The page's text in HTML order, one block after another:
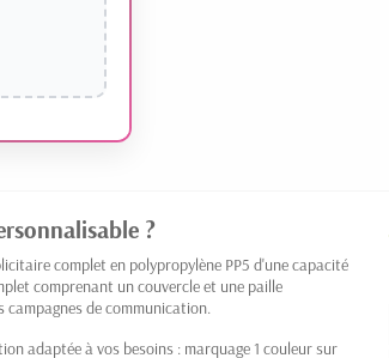
?
complet en polypropylène PP5 d'une capacité
comprenant un couvercle et une paille
de communication.
adaptée à vos besoins : marquage 1 couleur sur